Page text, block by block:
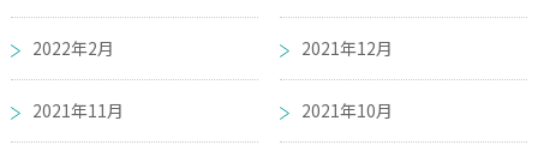
2022年2月 2021年12月
2021年11月 2021年10月